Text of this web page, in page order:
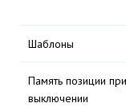
Шаблоны
Память позиции при
выключении